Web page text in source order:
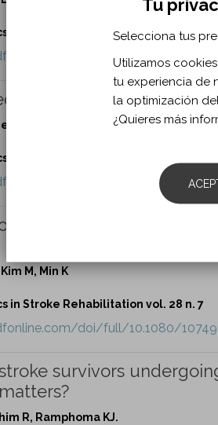
in Stroke Rehabilitation vol. 28 n. 7
doi/full/10.1080/
of post stroke
S, Ri SJ, Audebert HJ, Wissel J.
in Stroke Rehabilitation vol. 28 n. 7
doi/full/10.1080/
of the multifidus in
M, Min K
in Stroke Rehabilitation vol. 28 n. 7
doi/full/10.1080/
survivors
R, Ramphoma KJ.
Selecciona tus
Utilizamos
tu experiencia de
la optimización
¿Quieres más